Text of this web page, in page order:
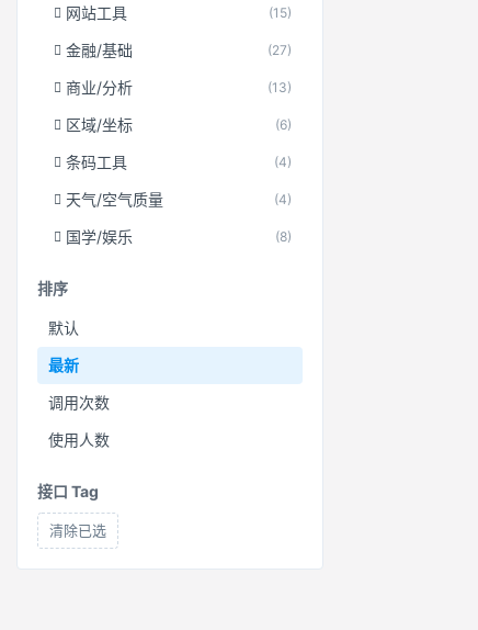
网站工具 (15)
金融/基础 (27)
商业/分析 (13)
区域/坐标 (6)
条码工具 (4)
天气/空气质量 (4)
国学/娱乐 (8)
排序
默认
最新
调用次数
使用人数
接口 Tag
清除已选